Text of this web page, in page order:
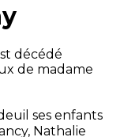
décédé
de madame
ses enfants
Nathalie